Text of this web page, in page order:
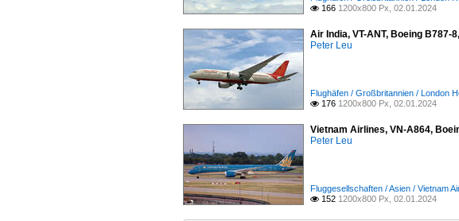
 166 1200x800 Px, 02.01.2024
Air India, VT-ANT, Boeing B787-
Peter Leu
Flughäfen / Großbritannien / London
 176 1200x800 Px, 02.01.2024
Vietnam Airlines, VN-A864,
Peter Leu
Fluggesellschaften / Asien / Vietnam
 152 1200x800 Px, 02.01.2024